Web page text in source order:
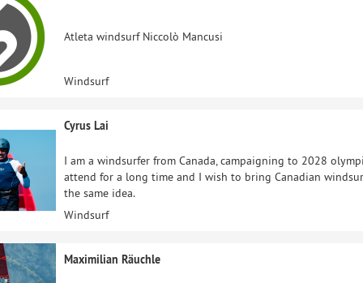
Atleta windsurf Niccolò Mancusi
Windsurf
Cyrus Lai
I am a windsurfer from Canada, campaigning to 2028
attend for a long time and I wish to bring Canadian
the same idea.
Windsurf
Maximilian Räuchle